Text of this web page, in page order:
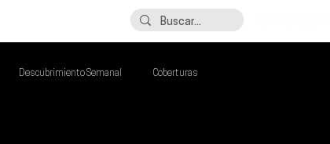
Descubrimiento Semanal Coberturas